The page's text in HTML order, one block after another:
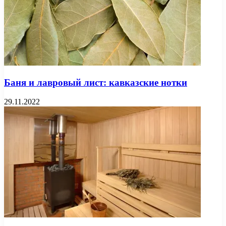
Баня и лавровый лист: кавказские нотки
29.11.2022